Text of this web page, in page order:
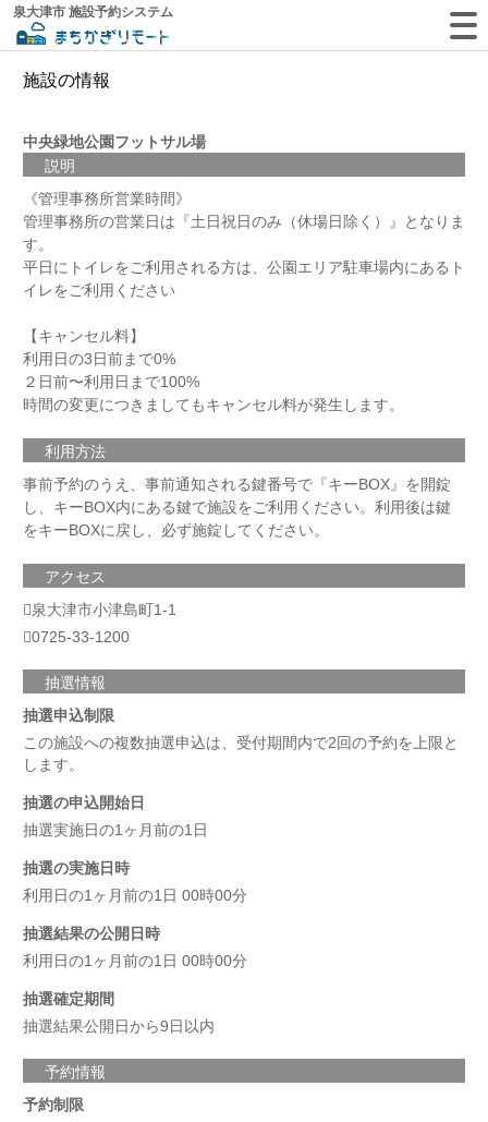
泉大津市 施設予約システム
施設の情報
中央緑地公園フットサル場
説明
《管理事務所営業時間》
管理事務所の営業日は『土日祝日のみ（休場日除く）』となりま
す。
平日にトイレをご利用される方は、公園エリア駐車場内にあるト
イレをご利用ください
【キャンセル料】
利用日の3日前まで0%
２日前〜利用日まで100%
時間の変更につきましてもキャンセル料が発生します。
利用方法
事前予約のうえ、事前通知される鍵番号で『キーBOX』を開錠
し、キーBOX内にある鍵で施設をご利用ください。利用後は鍵
をキーBOXに戻し、必ず施錠してください。
アクセス
泉大津市小津島町1-1
0725-33-1200
抽選情報
抽選申込制限
この施設への複数抽選申込は、受付期間内で2回の予約を上限と
します。
抽選の申込開始日
抽選実施日の1ヶ月前の1日
抽選の実施日時
利用日の1ヶ月前の1日 00時00分
抽選結果の公開日時
利用日の1ヶ月前の1日 00時00分
抽選確定期間
抽選結果公開日から9日以内
予約情報
予約制限